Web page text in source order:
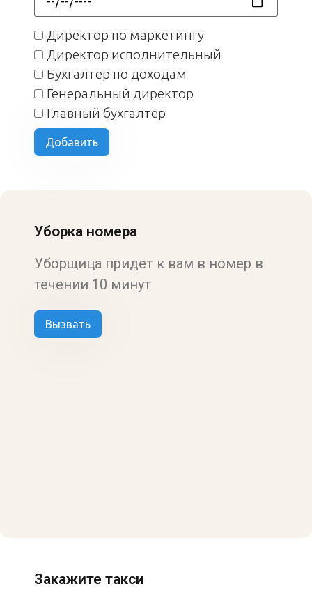
Директор по маркетингу
Директор исполнительный
Бухгалтер по доходам
Генеральный директор
Главный бухгалтер
Добавить
Уборка номера
Уборщица придет к вам в номер в
течении 10 минут
Вызвать
Закажите такси